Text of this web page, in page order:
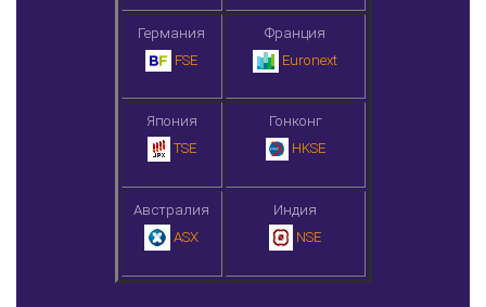
Германия
FSE
Франция
Euronext
Япония
TSE
Гонконг
HKSE
Австралия
ASX
Индия
NSE